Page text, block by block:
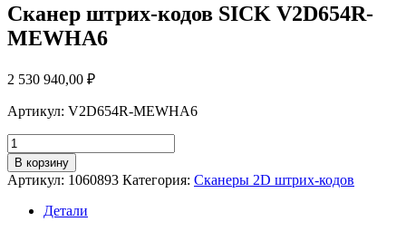
Сканер штрих-кодов SICK V2D654R-
MEWHA6
2 530 940,00 ₽
Артикул: V2D654R-MEWHA6
Количество
товара
Сканер
штрих-
кодов
В корзину
Артикул: 1060893 Категория: Сканеры 2D штрих-кодов
Детали